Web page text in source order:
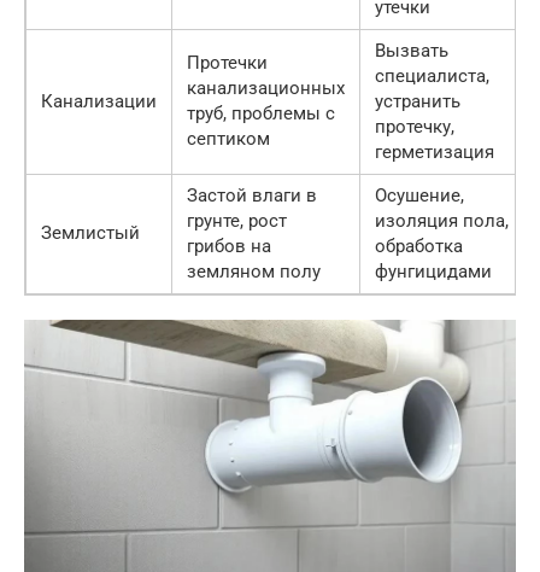
утечки
Канализации
Протечки
канализационных
труб, проблемы с
септиком
Вызвать
специалиста,
устранить
протечку,
герметизация
Землистый
Застой влаги в
грунте, рост
грибов на
земляном полу
Осушение,
изоляция пола,
обработка
фунгицидами